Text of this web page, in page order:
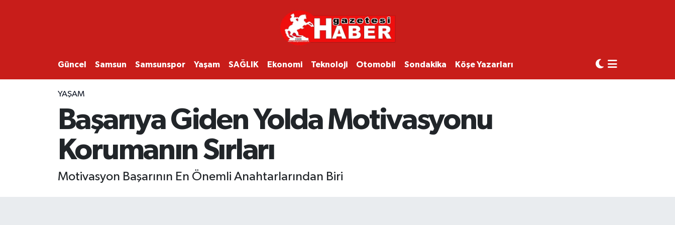
Güncel Samsun Samsunspor Yaşam SAĞLIK Ekonomi Teknoloji Otomobil Sondakika Köşe Yazarları
YAŞAM
Başarıya Giden Yolda Motivasyonu
Korumanın Sırları
Motivasyon Başarının En Önemli Anahtarlarından Biri
SAMSUN
SAMSUNSPOR
EKONOMİ